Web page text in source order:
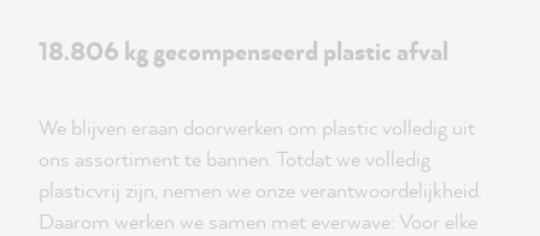
18.806 kg gecompenseerd plastic afval
We blijven eraan doorwerken om plastic volledig uit
ons assortiment te bannen. Totdat we volledig
plasticvrij zijn, nemen we onze verantwoordelijkheid.
Daarom werken we samen met everwave: Voor elke